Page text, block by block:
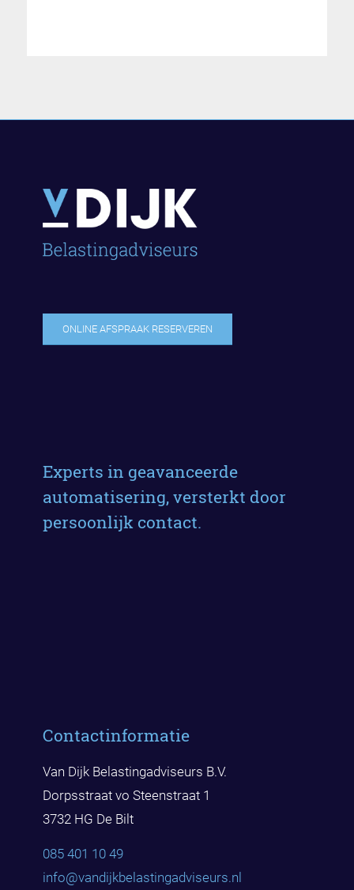
ONLINE AFSPRAAK RESERVEREN
Experts in geavanceerde
automatisering, versterkt door
persoonlijk contact.
Contactinformatie
Van Dijk Belastingadviseurs B.V.
Dorpsstraat vo Steenstraat 1
3732 HG De Bilt
085 401 10 49
info@vandijkbelastingadviseurs.nl